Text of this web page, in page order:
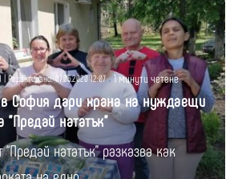
Редактирано: 07.05.2020 12:07 1 минути четене
София дари храна на нуждаещи
нататък"
нататък” разказва как